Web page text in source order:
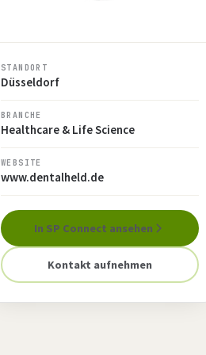
STANDORT
Düsseldorf
BRANCHE
Healthcare & Life Science
WEBSITE
www.dentalheld.de
In SP Connect ansehen
Kontakt aufnehmen